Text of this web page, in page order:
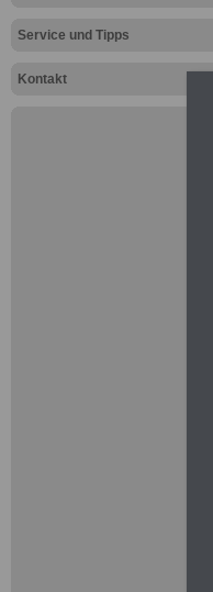
Service und Tipps
Kontakt